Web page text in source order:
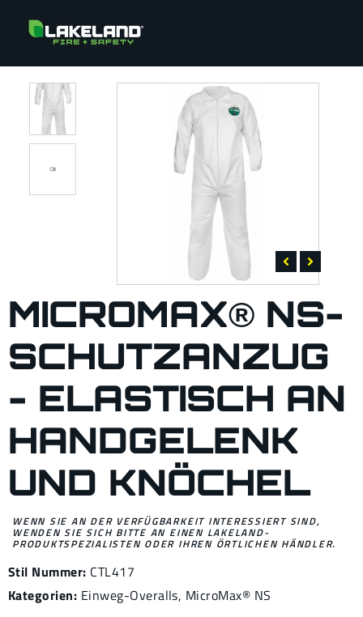
MICROMAX® NS-
SCHUTZANZUG
- ELASTISCH AN
HANDGELENK
UND KNÖCHEL
WENN SIE AN DER VERFÜGBARKEIT INTERESSIERT SIND,
WENDEN SIE SICH BITTE AN EINEN LAKELAND-
PRODUKTSPEZIALISTEN ODER IHREN ÖRTLICHEN HÄNDLER.
Stil Nummer: CTL417
Kategorien: Einweg-Overalls, MicroMax® NS